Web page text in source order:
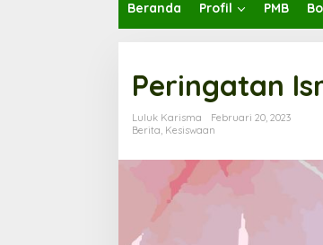
Beranda Profil PMB
Peringatan
Luluk Karisma
Februari 20, 2023
Berita, Kesiswaan